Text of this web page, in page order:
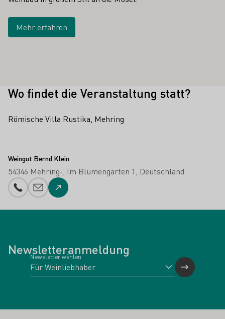
Mehr erfahren
Wo findet die Veranstaltung statt?
Römische Villa Rustika, Mehring
Weingut Bernd Klein
54346 Mehring- Im Blumengarten 1
Deutschland
Telefonnummer
E-Mail-Adresse
Zur Website
Newsletteranmeldung
Newsletter wählen